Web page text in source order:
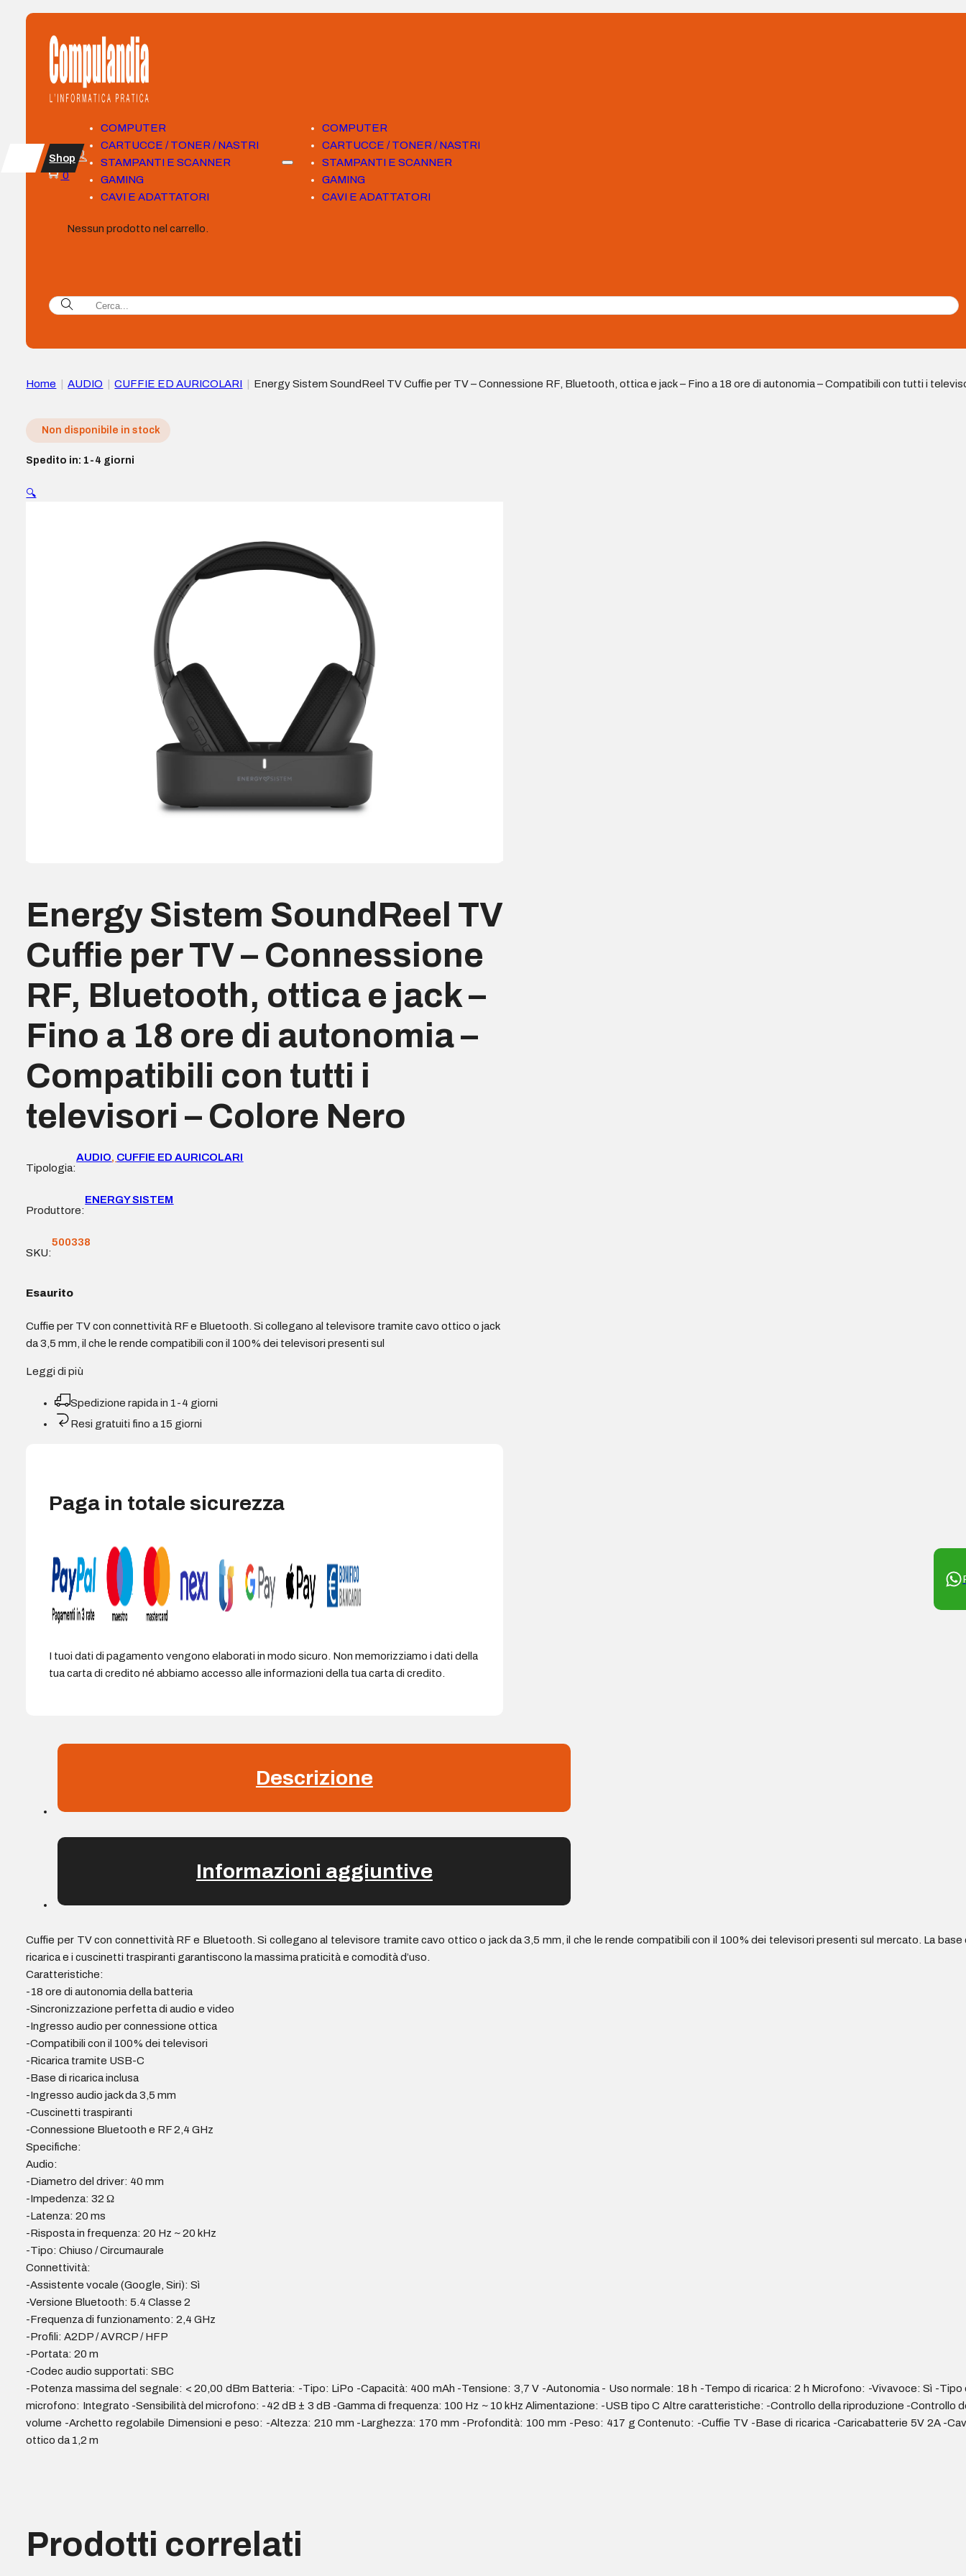
COMPUTER
CARTUCCE / TONER / NASTRI
STAMPANTI E SCANNER
GAMING
CAVI E ADATTATORI
COMPUTER
CARTUCCE / TONER / NASTRI
STAMPANTI E SCANNER
GAMING
CAVI E ADATTATORI
Shop
0
Nessun prodotto nel carrello.
Home AUDIO CUFFIE ED AURICOLARI
Energy Sistem SoundReel TV Cuffie per TV – Connessione RF, Bluetooth, ottica e jack – Fino a 18 ore di autonomia – Compatibili con tutti i
Non disponibile in stock
Spedito in: 1-4 giorni
🔍
Energy Sistem SoundReel TV
Cuffie per TV – Connessione
RF, Bluetooth, ottica e jack –
Fino a 18 ore di autonomia –
Compatibili con tutti i
televisori – Colore Nero
Tipologia:
AUDIO, CUFFIE ED AURICOLARI
Produttore:
ENERGY SISTEM
SKU:
500338
Esaurito
Cuffie per TV con connettività RF e Bluetooth. Si collegano al televisore tramite cavo ottico o jack
da 3,5 mm, il che le rende compatibili con il 100% dei televisori presenti sul
Leggi di più
Spedizione rapida in 1-4 giorni
Resi gratuiti fino a 15 giorni
Paga in totale sicurezza
I tuoi dati di pagamento vengono elaborati in modo sicuro. Non memorizziamo i dati della
tua carta di credito né abbiamo accesso alle informazioni della tua carta di credito.
Descrizione
Informazioni aggiuntive
Cuffie per TV con connettività RF e Bluetooth. Si collegano al televisore tramite cavo ottico o jack da 3,5 mm, il che le rende compatibili con il 100% dei televisori presenti sul mercato. La base
ricarica e i cuscinetti traspiranti garantiscono la massima praticità e comodità d’uso.
Caratteristiche:
-18 ore di autonomia della batteria
-Sincronizzazione perfetta di audio e video
-Ingresso audio per connessione ottica
-Compatibili con il 100% dei televisori
-Ricarica tramite USB-C
-Base di ricarica inclusa
-Ingresso audio jack da 3,5 mm
-Cuscinetti traspiranti
-Connessione Bluetooth e RF 2,4 GHz
Specifiche:
Audio:
-Diametro del driver: 40 mm
-Impedenza: 32 Ω
-Latenza: 20 ms
-Risposta in frequenza: 20 Hz ~ 20 kHz
-Tipo: Chiuso / Circumaurale
Connettività:
-Assistente vocale (Google, Siri): Sì
-Versione Bluetooth: 5.4 Classe 2
-Frequenza di funzionamento: 2,4 GHz
-Profili: A2DP / AVRCP / HFP
-Portata: 20 m
-Codec audio supportati: SBC
-Potenza massima del segnale: < 20,00 dBm Batteria: -Tipo: LiPo -Capacità: 400 mAh -Tensione: 3,7 V -Autonomia - Uso normale: 18 h -Tempo di ricarica: 2 h Microfono: -Vivavoce: Sì -Tipo
microfono: Integrato -Sensibilità del microfono: -42 dB ± 3 dB -Gamma di frequenza: 100 Hz ~ 10 kHz Alimentazione: -USB tipo C Altre caratteristiche: -Controllo della riproduzione -Controllo
volume -Archetto regolabile Dimensioni e peso: -Altezza: 210 mm -Larghezza: 170 mm -Profondità: 100 mm -Peso: 417 g Contenuto: -Cuffie TV -Base di ricarica -Caricabatterie 5V 2A -
ottico da 1,2 m
Prodotti correlati